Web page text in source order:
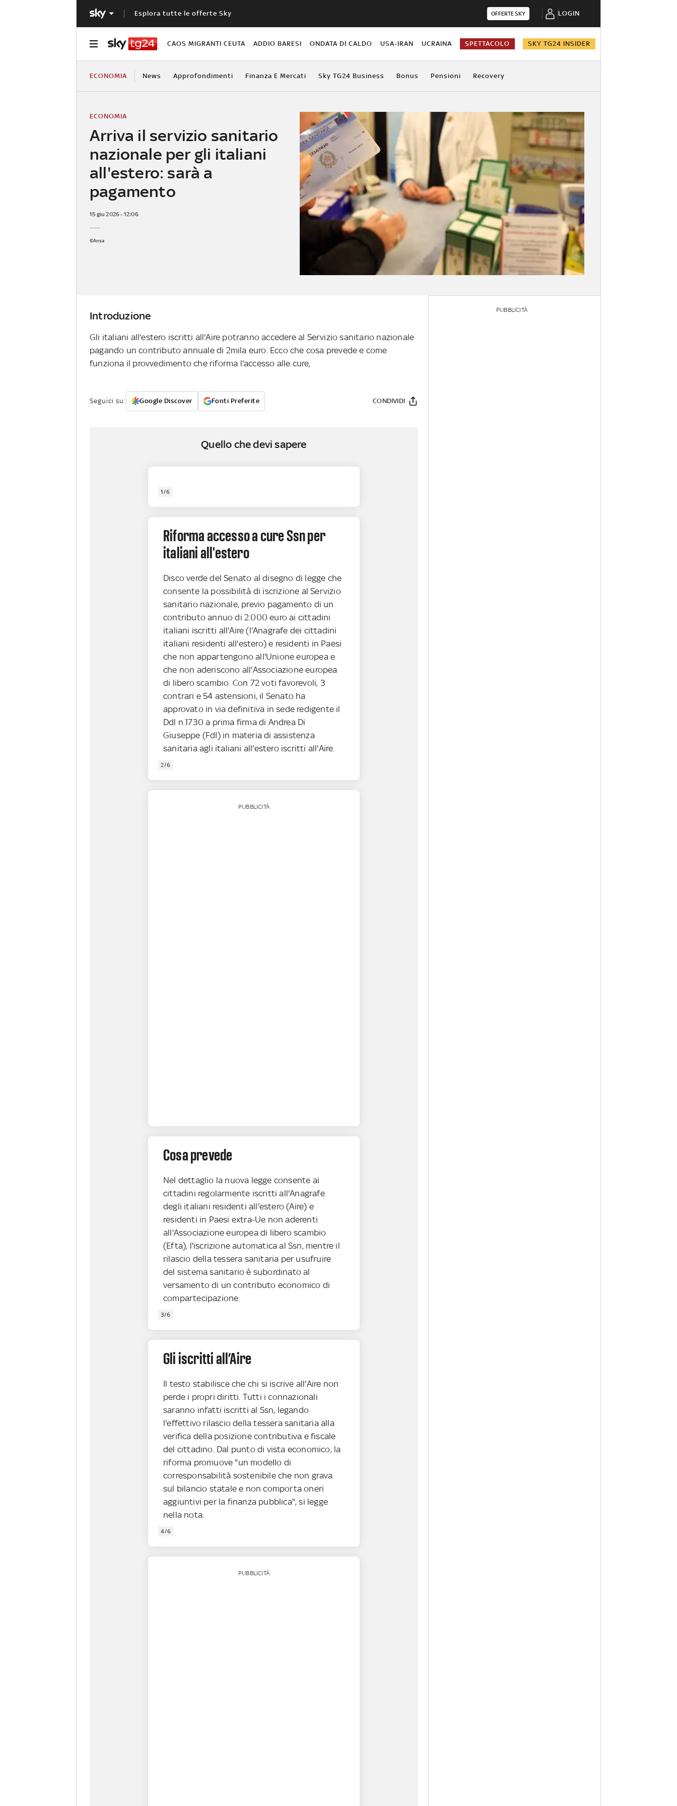
Esplora tutte le offerte Sky OFFERTE SKY LOGIN
CAOS MIGRANTI CEUTA ADDIO BARESI ONDATA DI CALDO USA-IRAN UCRAINA SPETTACOLO SKY TG24 INSIDER
ECONOMIA News Approfondimenti Finanza E Mercati Sky TG24 Business Bonus Pensioni Recovery
Arriva il servizio sanitario
nazionale per gli italiani
all'estero: sarà a
pagamento
ECONOMIA
15 giu 2026 - 12:06
©Ansa
Introduzione
Gli italiani all'estero iscritti all'Aire potranno accedere al Servizio sanitario nazionale
pagando un contributo annuale di 2mila euro. Ecco che cosa prevede e come
funziona il provvedimento che riforma l'accesso alle cure,
Seguici su: Google Discover Fonti Preferite CONDIVIDI
Quello che devi sapere
1/6
Riforma accesso a cure Ssn per
italiani all'estero
Disco verde del Senato al disegno di legge che
consente la possibilità di iscrizione al Servizio
sanitario nazionale, previo pagamento di un
contributo annuo di 2.000 euro ai cittadini
italiani iscritti all'Aire (l'Anagrafe dei cittadini
italiani residenti all'estero) e residenti in Paesi
che non appartengono all'Unione europea e
che non aderiscono all'Associazione europea
di libero scambio. Con 72 voti favorevoli, 3
contrari e 54 astensioni, il Senato ha
approvato in via definitiva in sede redigente il
Ddl n.1730 a prima firma di Andrea Di
Giuseppe (FdI) in materia di assistenza
sanitaria agli italiani all'estero iscritti all'Aire.
2/6
PUBBLICITÀ
Cosa prevede
Nel dettaglio la nuova legge consente ai
cittadini regolarmente iscritti all'Anagrafe
degli italiani residenti all'estero (Aire) e
residenti in Paesi extra-Ue non aderenti
all'Associazione europea di libero scambio
(Efta), l'iscrizione automatica al Ssn, mentre il
rilascio della tessera sanitaria per usufruire
del sistema sanitario è subordinato al
versamento di un contributo economico di
compartecipazione.
3/6
Gli iscritti all’Aire
Il testo stabilisce che chi si iscrive all'Aire non
perde i propri diritti. Tutti i connazionali
saranno infatti iscritti al Ssn, legando
l'effettivo rilascio della tessera sanitaria alla
verifica della posizione contributiva e fiscale
del cittadino. Dal punto di vista economico, la
riforma promuove "un modello di
corresponsabilità sostenibile che non grava
sul bilancio statale e non comporta oneri
aggiuntivi per la finanza pubblica", si legge
nella nota.
4/6
PUBBLICITÀ
PUBBLICITÀ